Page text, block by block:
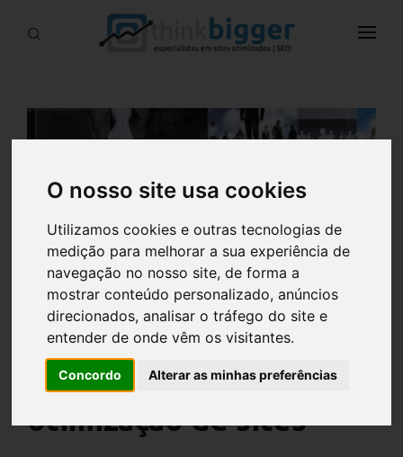
O nosso site usa cookies
Utilizamos cookies e outras tecnologias de
medição para melhorar a sua experiência de
navegação no nosso site, de forma a
mostrar conteúdo personalizado, anúncios
direcionados, analisar o tráfego do site e
entender de onde vêm os visitantes.
Concordo Alterar as minhas preferências
SERVIÇOS
CONTACTOS
Conselhos para a
otimização de sites